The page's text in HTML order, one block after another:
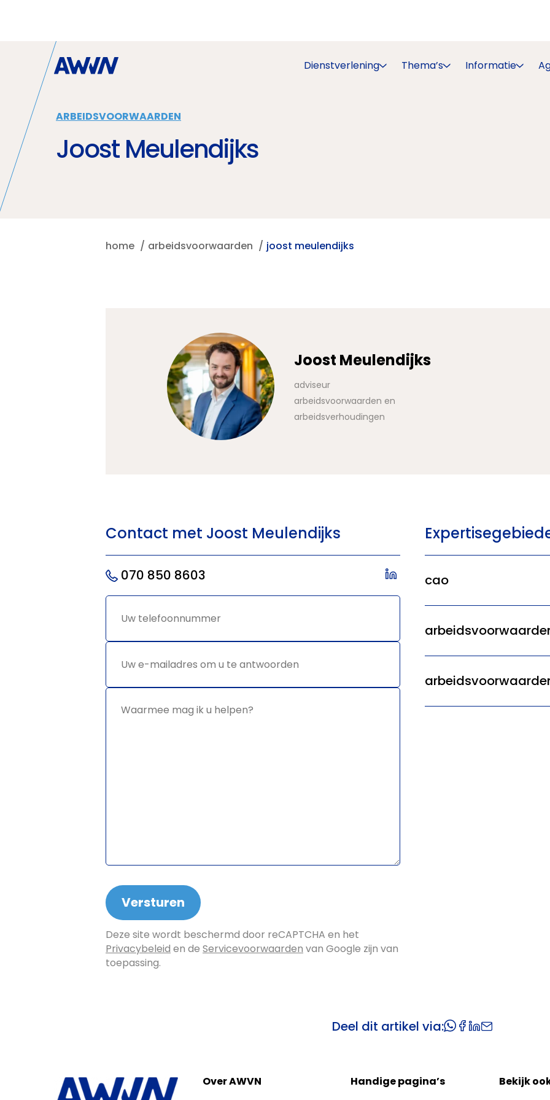
Dienstverlening Thema’s Informatie
ARBEIDSVOORWAARDEN
Joost Meulendijks
home arbeidsvoorwaarden joost meulendijks
Joost Meulendijks
adviseur
arbeidsvoorwaarden en
arbeidsverhoudingen
Contact met Joost Meulendijks
070 850 8603
Uw *
Uw e-
om u te
*
Waarmee
helpen?
*
Deze site wordt beschermd door reCAPTCHA en het
Privacybeleid en de Servicevoorwaarden van Google zijn van
toepassing.
cao
Deel dit artikel via:
Over AWVN Handige pagina’s Bekijk